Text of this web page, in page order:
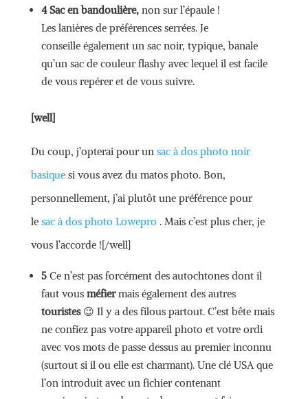
4 Sac en bandoulière, non sur l’épaule !
Les lanières de préférences serrées. Je
conseille également un sac noir, typique, banale
qu’un sac de couleur flashy avec lequel il est facile
de vous repérer et de vous suivre.
[well]
Du coup, j’opterai pour un sac à dos photo noir
basiquesi vous avez du matos photo.Bon,
personnellement, j’ai plutôt une préférence pour
le sac à dos photo Lowepro . Mais c’est plus cher, je
vous l’accorde ![/well]
5Ce n’est pas forcément des autochtones dont il
faut vous méfiermais également des autres
touristes😉 Il y a des filous partout. C’est bête mais
ne confiez pas votre appareil photo et votre ordi
avec vos mots de passe dessus au premier inconnu
(surtout si il ou elle est charmant). Une clé USA que
l’on introduit avec un fichier contenant